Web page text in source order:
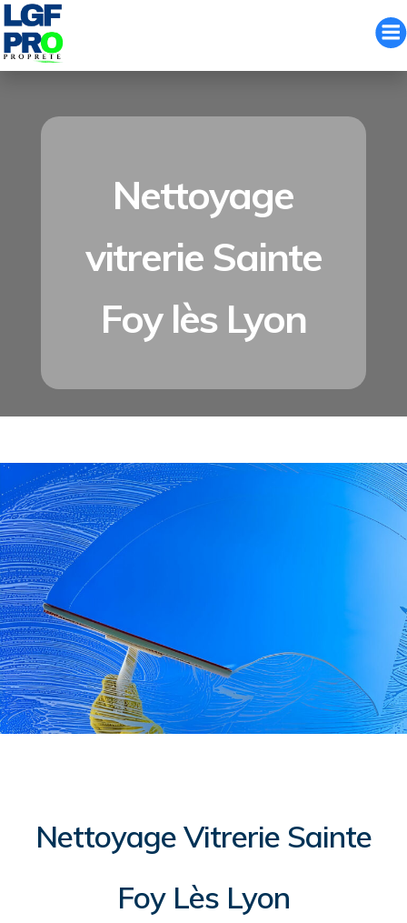
Nettoyage
vitrerie Sainte
Foy lès Lyon
Nettoyage Vitrerie Sainte
Foy Lès Lyon